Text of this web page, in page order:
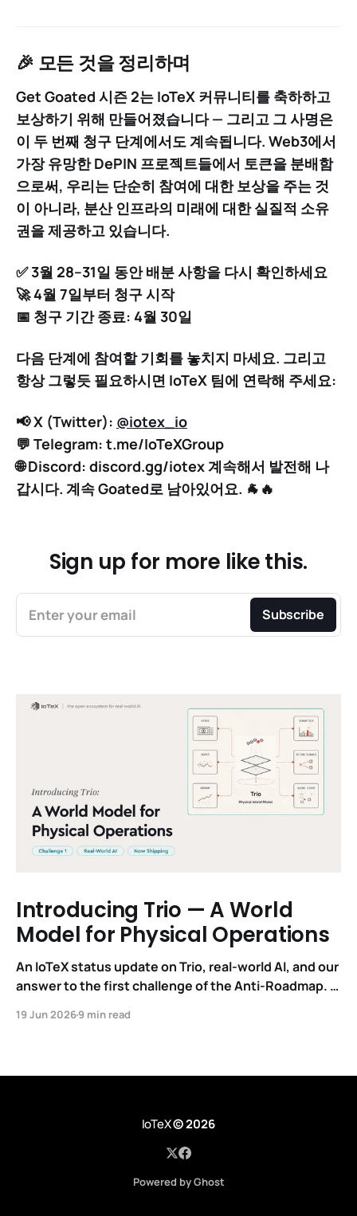
🎉 모든 것을 정리하며
Get Goated 시즌 2는 IoTeX 커뮤니티를 축하하고
보상하기 위해 만들어졌습니다 — 그리고 그 사명은
이 두 번째 청구 단계에서도 계속됩니다. Web3에서
가장 유망한 DePIN 프로젝트들에서 토큰을 분배함
으로써, 우리는 단순히 참여에 대한 보상을 주는 것
이 아니라, 분산 인프라의 미래에 대한 실질적 소유
권을 제공하고 있습니다.
✅3월 28–31일 동안 배분 사항을 다시 확인하세요
🚀4월 7일부터 청구 시작
📅 청구 기간 종료: 4월 30일
다음 단계에 참여할 기회를 놓치지 마세요. 그리고
항상 그렇듯 필요하시면 IoTeX 팀에 연락해 주세요:
📢X (Twitter): @iotex_io
💬 Telegram: t.me/IoTeXGroup
🌐Discord: discord.gg/iotex 계속해서 발전해 나
갑시다. 계속 Goated로 남아있어요. 🐐🔥
Sign up for more like this.
Enter your email Subscribe
Introducing Trio — A World
Model for Physical Operations
An IoTeX status update on Trio, real-world AI, and our
answer to the first challenge of the Anti-Roadmap. In
three challenges instead of a timeline. Challenge 1
19 Jun 20269 min read
IoTeX© 2026
Powered by Ghost